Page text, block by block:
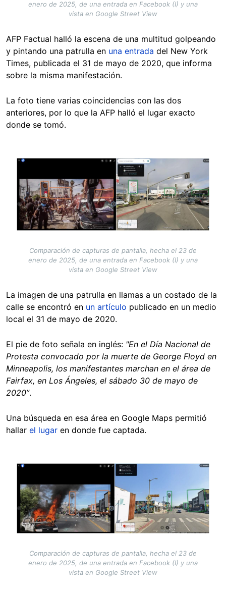
enero de 2025, de una entrada en Facebook (I) y una
vista en Google Street View
AFP Factual halló la escena de una multitud golpeando
y pintando una patrulla en una entrada del New York
Times, publicada el 31 de mayo de 2020, que informa
sobre la misma manifestación.
La foto tiene varias coincidencias con las dos
anteriores, por lo que la AFP halló el lugar exacto
donde se tomó.
Image
Comparación de capturas de pantalla, hecha el 23 de
enero de 2025, de una entrada en Facebook (I) y una
vista en Google Street View
La imagen de una patrulla en llamas a un costado de la
calle se encontró en un artículo publicado en un medio
local el 31 de mayo de 2020.
El pie de foto señala en inglés: "En el Día Nacional de
Protesta convocado por la muerte de George Floyd en
Minneapolis, los manifestantes marchan en el área de
Fairfax, en Los Ángeles, el sábado 30 de mayo de
2020”.
Una búsqueda en esa área en Google Maps permitió
hallar el lugar en donde fue captada.
Image
Comparación de capturas de pantalla, hecha el 23 de
enero de 2025, de una entrada en Facebook (I) y una
vista en Google Street View